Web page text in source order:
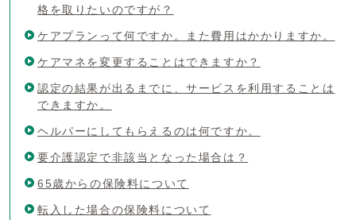
格を取りたいのですが？
ケアプランって何ですか。また費用はかかりますか。
ケアマネを変更することはできますか？
認定の結果が出るまでに、サービスを利用することは
できますか。
ヘルパーにしてもらえるのは何ですか。
要介護認定で非該当となった場合は？
65歳からの保険料について
転入した場合の保険料について